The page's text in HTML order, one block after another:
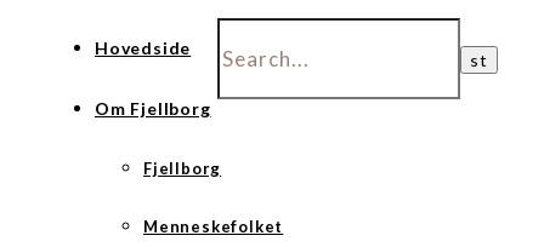
Hovedside
Om Fjellborg
Fjellborg
Menneskefolket